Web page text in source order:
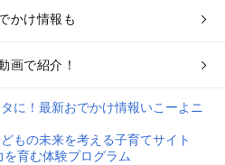
かけ情報も
画で紹介！